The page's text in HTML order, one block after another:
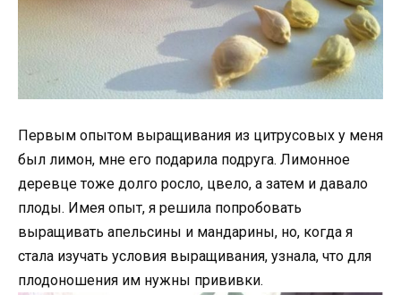
Первым опытом выращивания из цитрусовых у меня
был лимон, мне его подарила подруга. Лимонное
деревце тоже долго росло, цвело, а затем и давало
плоды. Имея опыт, я решила попробовать
выращивать апельсины и мандарины, но, когда я
стала изучать условия выращивания, узнала, что для
плодоношения им нужны прививки.